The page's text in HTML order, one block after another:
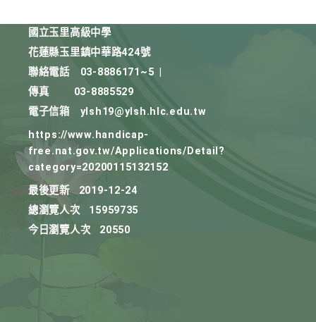
國立玉里高級中學
花蓮縣玉里鎮中華路424號
聯絡電話
03-8886171~5
傳真
03-8885529
電子信箱
ylsh19@ylsh.hlc.edu.tw
https://www.handicap-
free.nat.gov.tw/Applications/Detail?
category=20200115132152
最後更新
2019-12-24
總瀏覽人次
15959735
今日瀏覽人次
20550